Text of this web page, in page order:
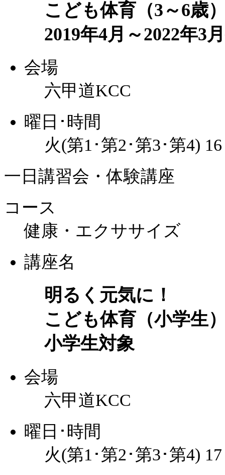
こども体育（3～6歳
2019年4月～2022年3
会場
六甲道KCC
曜日･時間
火(第1･第2･第3･第4)
一日講習会・体験講座
コース
健康・エクササイズ
講座名
明るく元気に！
こども体育（小学生
小学生対象
会場
六甲道KCC
曜日･時間
火(第1･第2･第3･第4)